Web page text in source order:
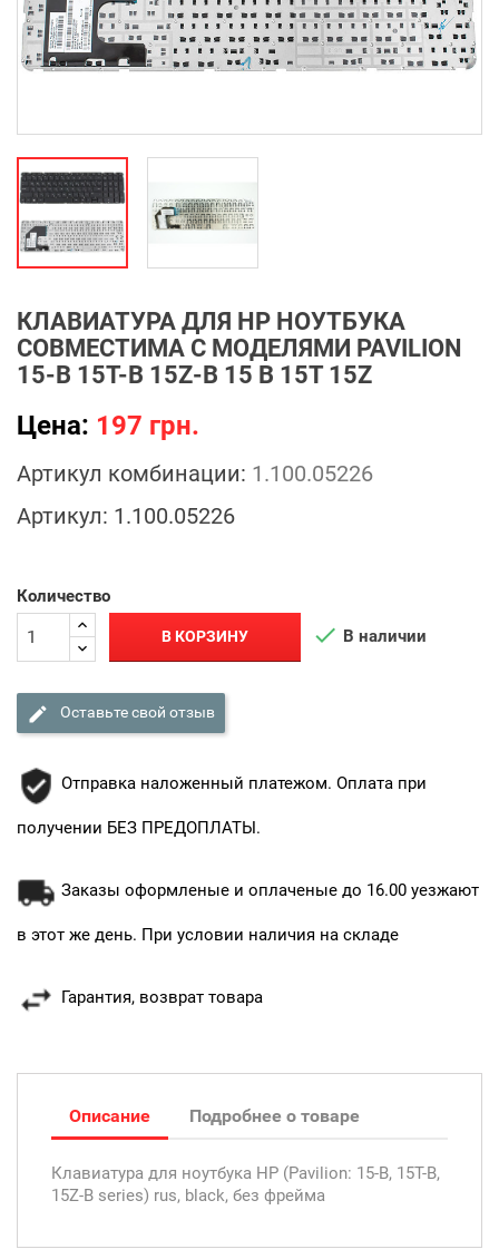
КЛАВИАТУРА ДЛЯ HP НОУТБУКА
СОВМЕСТИМА С МОДЕЛЯМИ PAVILION
15-B 15T-B 15Z-B 15 B 15T 15Z
Цена: 197 грн.
Артикул комбинации: 1.100.05226
Артикул: 1.100.05226
Количество
В КОРЗИНУ  В наличии
Оставьте свой отзыв
Отправка наложенный платежом. Оплата при
получении БЕЗ ПРЕДОПЛАТЫ.
Заказы оформленые и оплаченые до 16.00 уезжают
в этот же день. При условии наличия на складе
Гарантия, возврат товара
Описание Подробнее о товаре
Клавиатура для ноутбука HP (Pavilion: 15-B, 15T-B,
15Z-B series) rus, black, без фрейма